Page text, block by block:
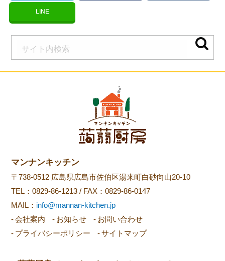
LINE
マンナンキッチン
〒738-0512 広島県広島市佐伯区湯来町白砂向山20-10
TEL：0829-86-1213 / FAX：0829-86-0147
MAIL： info@mannan-kitchen.jp
会社案内
お知らせ
お問い合わせ
プライバシーポリシー
サイトマップ